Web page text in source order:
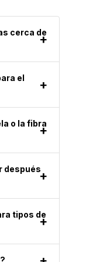
cerca de
el
o la fibra
después
tipos de